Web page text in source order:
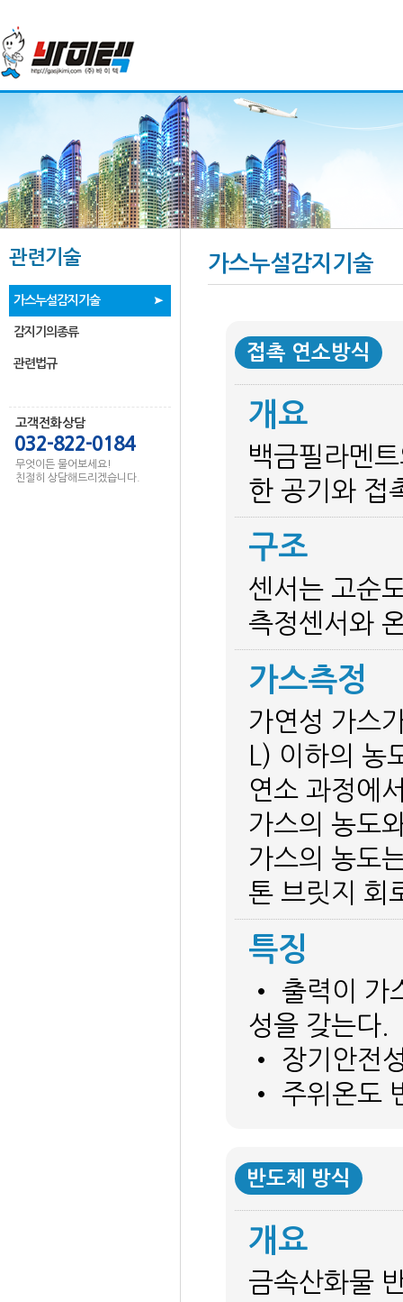
관련기술
가스누설감지기술
감지기의종류
관련법규
고객전화상담
032-822-0184
무엇이든 물어보세요!
친절히 상담해드리겠습니다.
가스누설감지기술
접촉 연소방식
개요
백금필라멘
한 공기와 접
구조
센서는 고순
측정센서와
가스측정
가연성 가스
L) 이하의 농
연소 과정에
가스의 농도
가스의 농도
톤 브릿지 회
특징
• 출력이 가
성을 갖는다.
• 장기안전
• 주위온도
반도체 방식
개요
금속산화물